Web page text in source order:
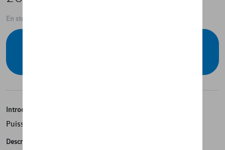
En stock
Introduction
Puissant ingrédient actif - concentré de parfum
Description